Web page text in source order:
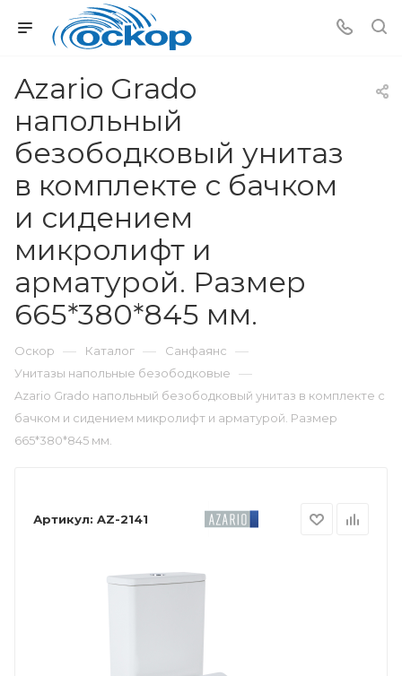
Azario Grado
напольный
безободковый унитаз
в комплекте с бачком
и сидением
микролифт и
арматурой. Размер
665*380*845 мм.
Оскор — Каталог — Санфаянс —
Унитазы напольные безободковые —
Azario Grado напольный безободковый унитаз в комплекте с
бачком и сидением микролифт и арматурой. Размер
665*380*845 мм.
Артикул: AZ-2141